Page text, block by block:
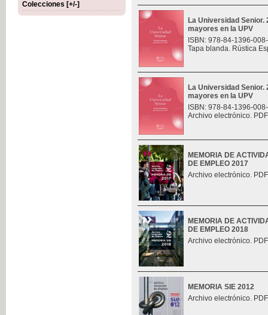
Colecciones [+/-]
La Universidad
mayores en la UPV
ISBN: 978-84-1396-
Tapa blanda. Rústica
La Universidad
mayores en la UPV
ISBN: 978-84-1396-
Archivo electrónico.
MEMORIA DE
DE EMPLEO 2017
Archivo electrónico.
MEMORIA DE
DE EMPLEO 2018
Archivo electrónico.
MEMORIA SIE 2012
Archivo electrónico.